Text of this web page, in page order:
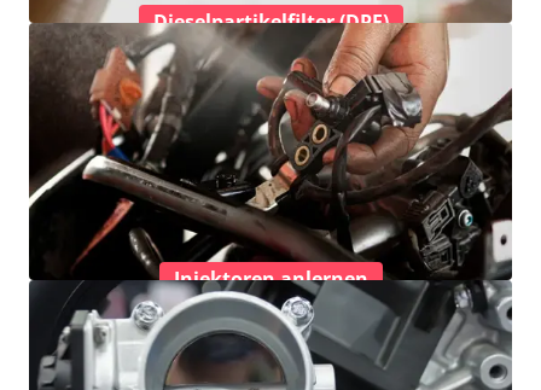
Dieselpartikelfilter (DPF)
Injektoren anlernen